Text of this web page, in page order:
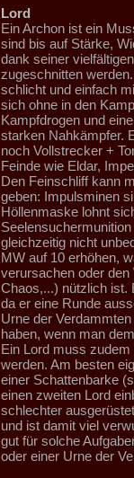
Lord
Ein Archon ist ein
sind bis auf Stärke,
dank seiner
zugeschnitten
schlicht und einfach
sich ohne in den
Kampfdrogen und
starken Nahkämpfer.
noch Vollstrecker +
Feinde wie Eldar,
Den Feinschliff kann
geben: Impulsminen
Höllenmaske lohnt
gleichzeitig nicht
MW auf 10 erhöhen,
verursachen oder
Chaos,...) nützlich ist.
da er eine Runde
Urne der
haben, wenn man
Ein Lord muss zudem
werden. Am besten
einer Schattenbarke
einen zweiten Lord
schlechter
und ist damit viel
gut für solche
oder einer Urne der